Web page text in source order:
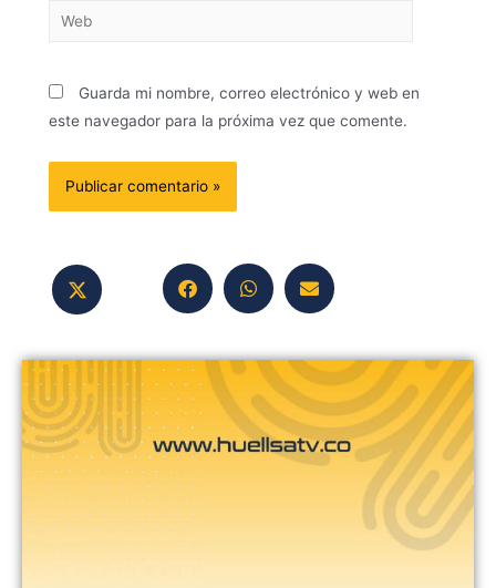
Guarda mi nombre, correo electrónico y web en
este navegador para la próxima vez que comente.